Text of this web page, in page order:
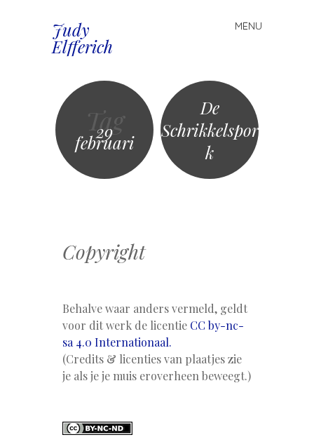
Judy
Elfferich
MENU
Spring
naar
Tag
29
februari
De
Schrikkelspor
k
Copyright
Behalve waar anders vermeld, geldt
voor dit werk de licentie CC by-nc-
sa 4.0 Internationaal.
(Credits & licenties van plaatjes zie
je als je je muis eroverheen beweegt.)